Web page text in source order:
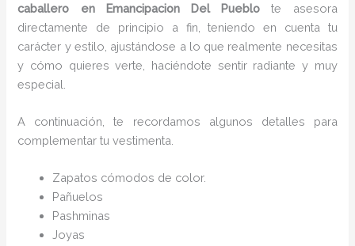
caballero en Emancipacion Del Pueblo te asesora
directamente de principio a fin, teniendo en cuenta tu
carácter y estilo, ajustándose a lo que realmente necesitas
y cómo quieres verte, haciéndote sentir radiante y muy
especial.
A continuación, te recordamos algunos detalles para
complementar tu vestimenta.
Zapatos cómodos de color.
Pañuelos
Pashminas
Joyas